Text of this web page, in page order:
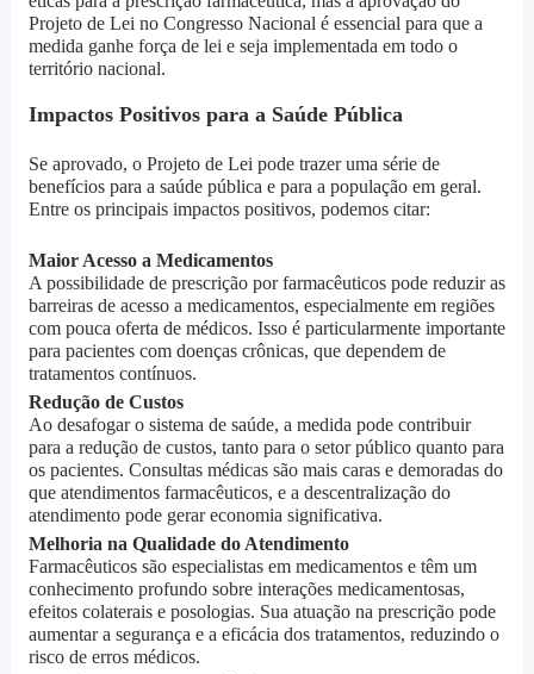
Projeto de Lei no Congresso Nacional é essencial para que a
medida ganhe força de lei e seja implementada em todo o
território nacional.
Impactos Positivos para a Saúde Pública
Se aprovado, o Projeto de Lei pode trazer uma série de
benefícios para a saúde pública e para a população em geral.
Entre os principais impactos positivos, podemos citar:
Maior Acesso a Medicamentos
A possibilidade de prescrição por farmacêuticos pode reduzir as
barreiras de acesso a medicamentos, especialmente em regiões
com pouca oferta de médicos. Isso é particularmente importante
para pacientes com doenças crônicas, que dependem de
tratamentos contínuos.
Redução de Custos
Ao desafogar o sistema de saúde, a medida pode contribuir
para a redução de custos, tanto para o setor público quanto para
os pacientes. Consultas médicas são mais caras e demoradas do
que atendimentos farmacêuticos, e a descentralização do
atendimento pode gerar economia significativa.
Melhoria na Qualidade do Atendimento
Farmacêuticos são especialistas em medicamentos e têm um
conhecimento profundo sobre interações medicamentosas,
efeitos colaterais e posologias. Sua atuação na prescrição pode
aumentar a segurança e a eficácia dos tratamentos, reduzindo o
risco de erros médicos.